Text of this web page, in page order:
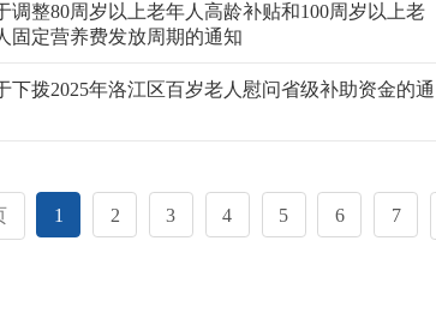
调整80周岁以上老年人高龄补贴和100周岁以上老
固定营养费发放周期的通知
下拨2025年洛江区百岁老人慰问省级补助资金的通
1 2 3 4 5 6 7